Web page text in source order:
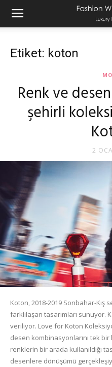
Etiket: koton
Renk ve
şehirli
2
Koton, 2018-2019 Sonbahar-
farklılaşan tasarımları sunuyor.
veriliyor. Love for Koton
desen kombinasyonlarını tek
renklerin bir arada kullanıldığı
desenlere dönüşümü